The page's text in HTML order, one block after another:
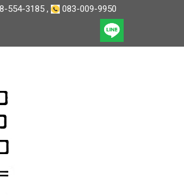
554-3185 , 083-009-9950